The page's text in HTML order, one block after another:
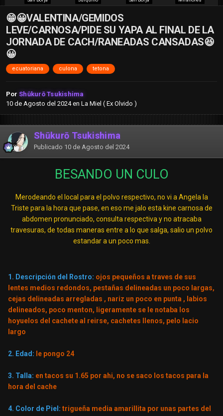
😁😀VALENTINA/GEMIDOS
LEVE/CARNOSA/PIDE SU YAPA AL FINAL DE LA
JORNADA DE CACH/RANEADAS CANSADAS😆
😀
ecuatoriana culona tetona
Por Shūkurō Tsukishima
10 de Agosto del 2024en La Miel ( Ex Olvido )
Shūkurō Tsukishima
Publicado 10 de Agosto del 2024
BESANDO UN CULO
Merodeando el local para el polvo respectivo, no vi a Angela la
Triste para la hora que pase, en eso me jalo esta kine carnosa de
abdomen pronunciado, consulta respectiva y no atracaba
travesuras, de todas maneras entre a lo que salga, salio un polvo
estandar a un poco mas.
1. Descripción del Rostro: ojos pequeños a traves de sus
lentes medios redondos, pestañas delineadas un poco largas,
cejas delineadas arregladas , nariz un poco en punta , labios
delineados, poco menton, ligeramente se le notaba los
hoyuelos del cachete al reirse, cachetes llenos, pelo lacio
largo
2. Edad: le pongo 24
3. Talla: en tacos su 1.65 por ahi, no se saco los tacos para la
hora del cache
4. Color de Piel: trigueña media amarillita por unas partes del